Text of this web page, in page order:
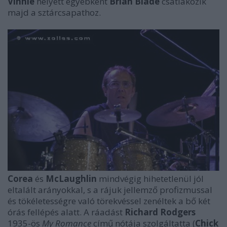
majd a sztárcsapathoz.
Corea és McLaughlin mindvégig hihetetlenül jól
eltalált arányokkal, s a rájuk jellemző profizmussal
és tökéletességre való törekvéssel zenéltek a bő két
órás fellépés alatt. A ráadást Richard Rodgers
1935-ös My Romance című nótája szolgáltatta (Chick